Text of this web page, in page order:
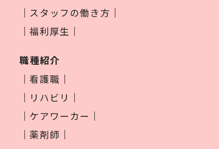
スタッフの働き方
福利厚生
職種紹介
看護職
リハビリ
ケアワーカー
薬剤師